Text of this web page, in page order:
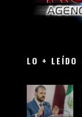
LO + LEÍDO